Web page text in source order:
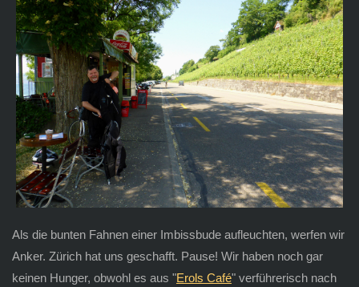
Als die bunten Fahnen einer Imbissbude aufleuchten, werfen wir
Anker. Zürich hat uns geschafft. Pause! Wir haben noch gar
keinen Hunger, obwohl es aus "Erols Café" verführerisch nach